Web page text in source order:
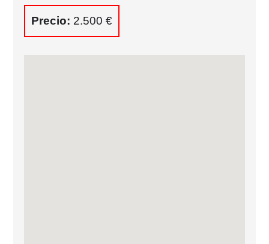
Precio: 2.500 €